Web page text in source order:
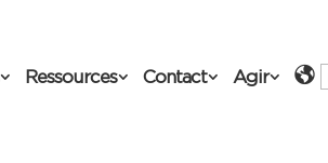
Ressources Contact Agir